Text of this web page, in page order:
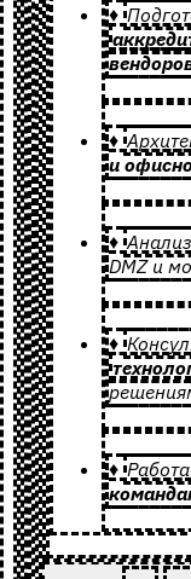
♦
♦
и
♦
DMZ и
♦
♦